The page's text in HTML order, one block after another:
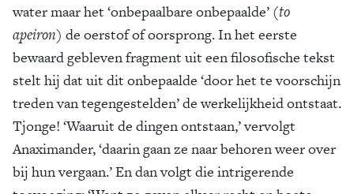
water maar het ‘onbepaalbare onbepaalde’ (to
apeiron) de oerstof of oorsprong. In het eerste
bewaard gebleven fragment uit een filosofische tekst
stelt hij dat uit dit onbepaalde ‘door het te voorschijn
treden van tegengestelden’ de werkelijkheid ontstaat.
Tjonge! ‘Waaruit de dingen ontstaan,’ vervolgt
Anaximander, ‘daarin gaan ze naar behoren weer over
bij hun vergaan.’ En dan volgt die intrigerende